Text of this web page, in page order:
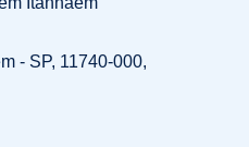
- SP, 11740-000,